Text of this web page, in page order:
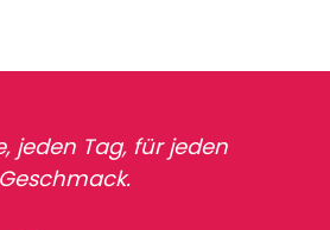
jeden Tag, für jeden
Geschmack.